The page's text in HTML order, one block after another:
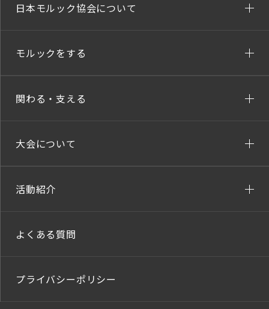
日本モルック協会について
モルックをする
関わる・支える
大会について
活動紹介
よくある質問
プライバシーポリシー